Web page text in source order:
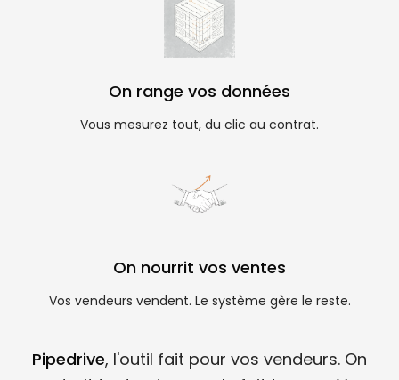
On range vos données
Vous mesurez tout, du clic au contrat.
On nourrit vos ventes
Vos vendeurs vendent. Le système gère le reste.
Pipedrive, l'outil fait pour vos vendeurs. On